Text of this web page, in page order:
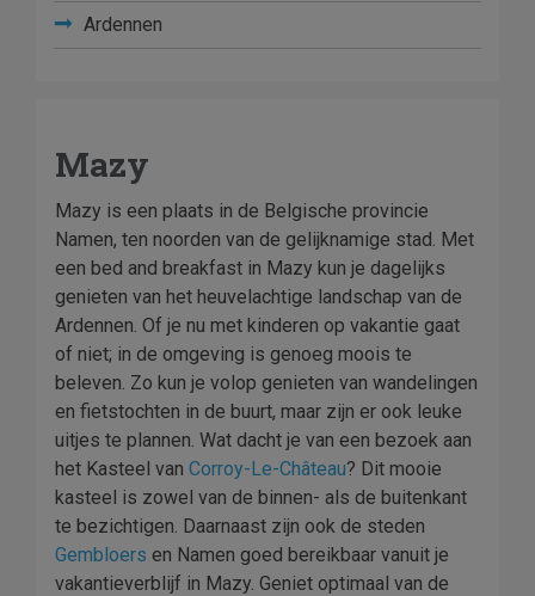
Ardennen
Mazy
Mazy is een plaats in de Belgische provincie
Namen, ten noorden van de gelijknamige stad. Met
een bed and breakfast in Mazy kun je dagelijks
genieten van het heuvelachtige landschap van de
Ardennen. Of je nu met kinderen op vakantie gaat
of niet; in de omgeving is genoeg moois te
beleven. Zo kun je volop genieten van wandelingen
en fietstochten in de buurt, maar zijn er ook leuke
uitjes te plannen. Wat dacht je van een bezoek aan
het Kasteel van Corroy-Le-Château? Dit mooie
kasteel is zowel van de binnen- als de buitenkant
te bezichtigen. Daarnaast zijn ook de steden
Gembloers en Namen goed bereikbaar vanuit je
vakantieverblijf in Mazy. Geniet optimaal van de